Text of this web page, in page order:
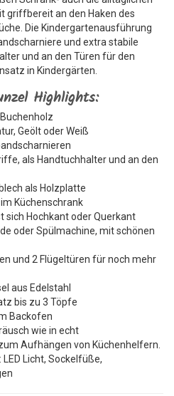
griffbereit an den Haken des
Die Kindergartenausführung
und extra stabile
und an den Türen für den
in Kindergärten.
Highlights:
Geölt oder Weiß
als Handtuchhalter und an den
als Holzplatte
Küchenschrank
sich Hochkant oder Querkant
oder Spülmachine, mit schönen
und 2 Flügeltüren für noch mehr
aus Edelstahl
bis zu 3 Töpfe
Backofen
wie in echt
Aufhängen von Küchenhelfern.
Licht, Sockelfüße,